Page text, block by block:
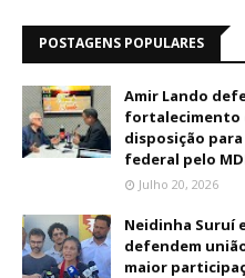
POSTAGENS POPULARES
Amir Lando
fortalecimento
disposição
federal pelo
Julho 20, 2026
Neidinha Suruí
defendem
maior